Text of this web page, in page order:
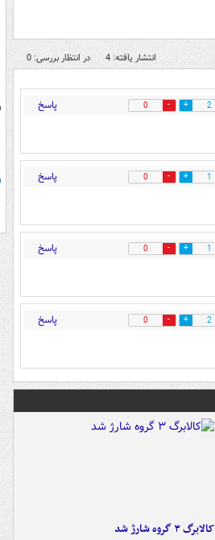
انتشار یافته: 4 در انتظار بررسی: 0
2
0 پاسخ
1
0 پاسخ
1
0 پاسخ
2
0 پاسخ
کالابرگ ۳ گروه شارژ شد